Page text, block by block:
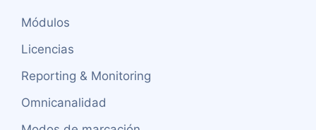
Módulos
Licencias
Reporting & Monitoring
Omnicanalidad